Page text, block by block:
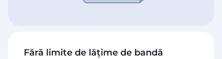
Fără limite de lățime de bandă